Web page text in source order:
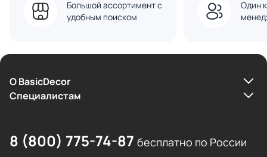
Большой ассортимент с
удобным поиском
Один
О BasicDecor
Cпециалистам
8 (800) 775-74-87 бесплатно по России